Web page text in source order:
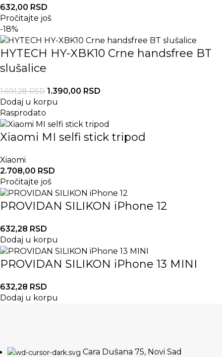
632,00 RSD
Pročitajte još
-18%
HYTECH HY-XBK10 Crne handsfree BT
slušalice
1.691,28RSD 1.390,00 RSD
Dodaj u korpu
Rasprodato
Xiaomi MI selfi stick tripod
Xiaomi
2.708,00 RSD
Pročitajte još
PROVIDAN SILIKON iPhone 12
632,28 RSD
Dodaj u korpu
PROVIDAN SILIKON iPhone 13 MINI
632,28 RSD
Dodaj u korpu
Cara Dušana 75, Novi Sad